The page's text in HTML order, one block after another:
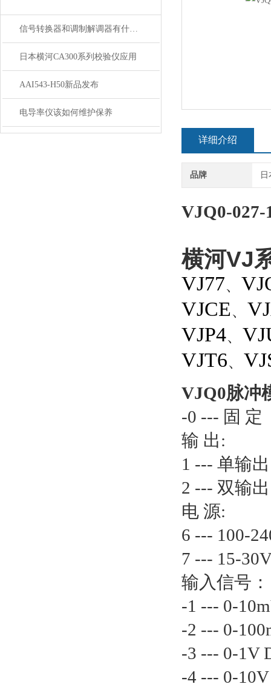
信号转换器和调制解调器有什么区别
日本横河CA300系列校验仪应用
AAI543-H50新品发布
电导率仪该如何维护保养
详细介绍
品牌
VJQ0-027-
横河VJ
VJ77、
VJCE、
VJP4、
VJT6、
VJQ0脉冲
-0 --- 固 定
输 出:
1 --- 单输出
2 --- 双输出
电 源:
6 --- 100-
7 --- 15-
输入信号：
-1 --- 0-
-2 --- 0-
-3 --- 0-1V
-4 --- 0-